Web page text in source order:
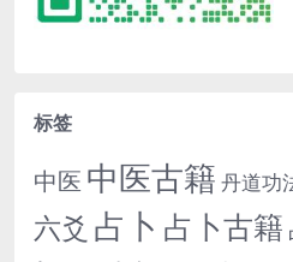
标签
中医 中医古籍 丹道功
六爻 占卜 占卜古籍